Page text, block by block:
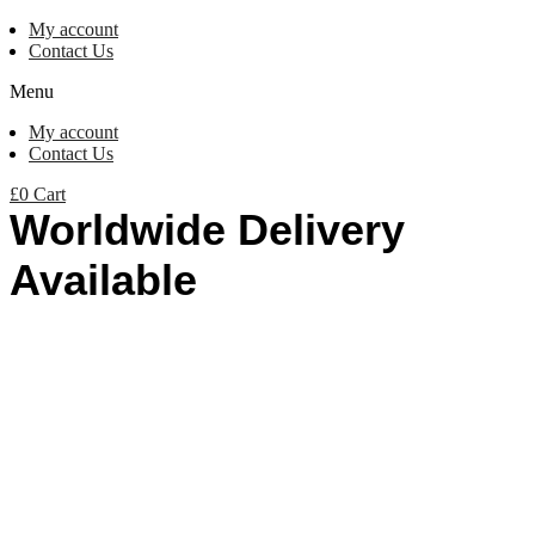
My account
Contact Us
Menu
My account
Contact Us
£0 Cart
Worldwide Delivery
Available